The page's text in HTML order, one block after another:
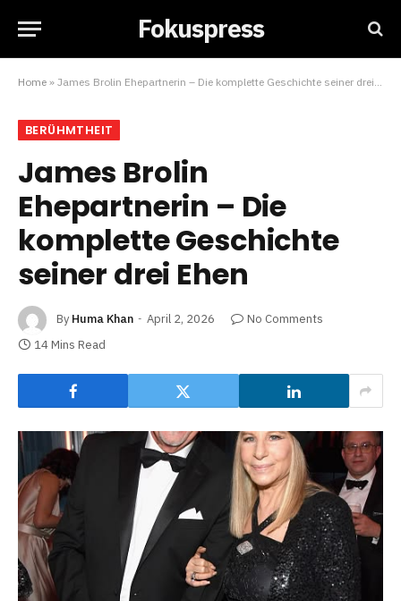
Fokuspress
Home » James Brolin Ehepartnerin – Die komplette Geschichte seiner drei Ehen
BERÜHMTHEIT
James Brolin
Ehepartnerin – Die
komplette Geschichte
seiner drei Ehen
By Huma Khan April 2, 2026
No Comments
14 Mins Read